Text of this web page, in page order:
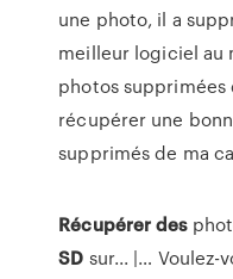
une photo, il a
meilleur logiciel au
photos supprimées
récupérer une
supprimés de ma
Récupérer des
SD sur... |… Voulez-